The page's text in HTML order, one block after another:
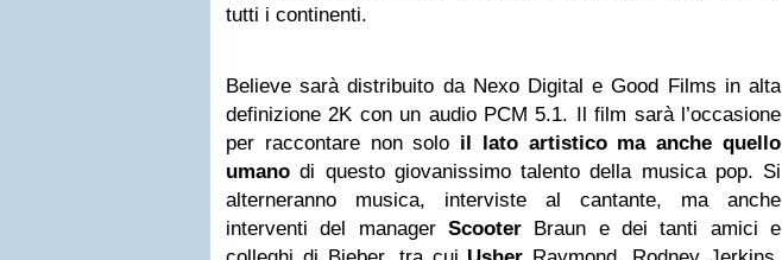
tutti i continenti.
Believe sarà distribuito da Nexo Digital e Good Films in alta
definizione 2K con un audio PCM 5.1. Il film sarà l’occasione
per raccontare non solo il lato artistico ma anche quello
umano di questo giovanissimo talento della musica pop. Si
alterneranno musica, interviste al cantante, ma anche
interventi del manager Scooter Braun e dei tanti amici e